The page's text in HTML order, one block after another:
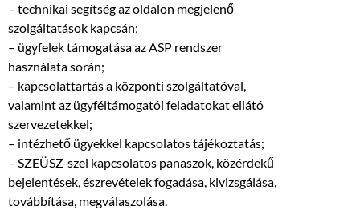
– technikai segítség az oldalon megjelenő
szolgáltatások kapcsán;
– ügyfelek támogatása az ASP rendszer
használata során;
– kapcsolattartás a központi szolgáltatóval,
valamint az ügyféltámogatói feladatokat ellátó
szervezetekkel;
– intézhető ügyekkel kapcsolatos tájékoztatás;
– SZEÜSZ-szel kapcsolatos panaszok, közérdekű
bejelentések, észrevételek fogadása, kivizsgálása,
továbbítása, megválaszolása.